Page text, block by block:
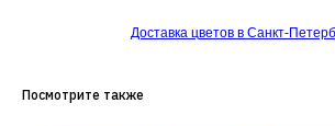
Доставка цветов в Санкт-
Посмотрите также